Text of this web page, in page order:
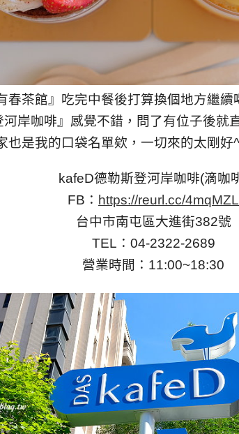
春茶館』吃完中餐後打算換個地方繼續
河岸咖啡』感覺不錯，問了有位子後就
也是我的口袋名單欸，一切來的太剛好
kafeD德勒斯登河岸咖啡(滴咖
FB： https://reurl.cc/4mqMZL
台中市南屯區大進街382號
TEL：04-2322-2689
營業時間：11:00~18:30